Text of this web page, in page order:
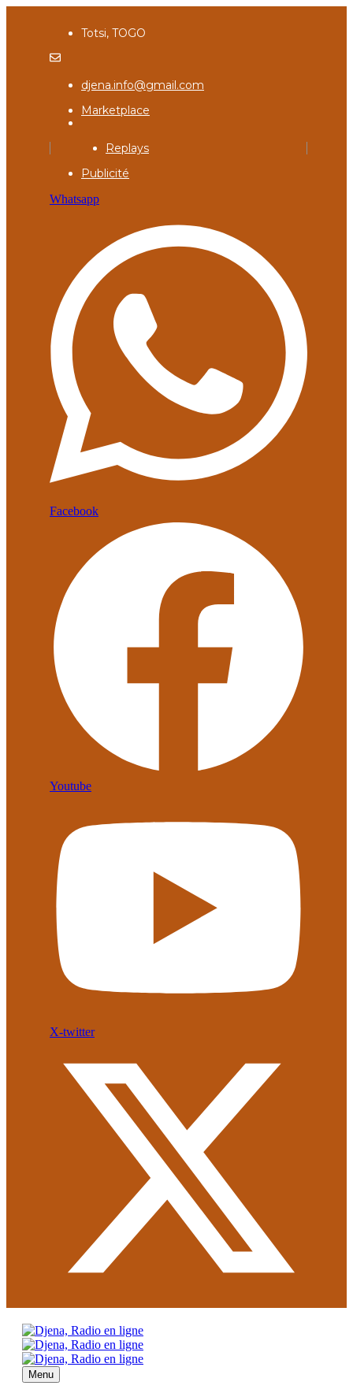
Totsi, TOGO
djena.info@gmail.com
Marketplace
Replays
Publicité
Whatsapp
Facebook
Youtube
X-twitter
Menu